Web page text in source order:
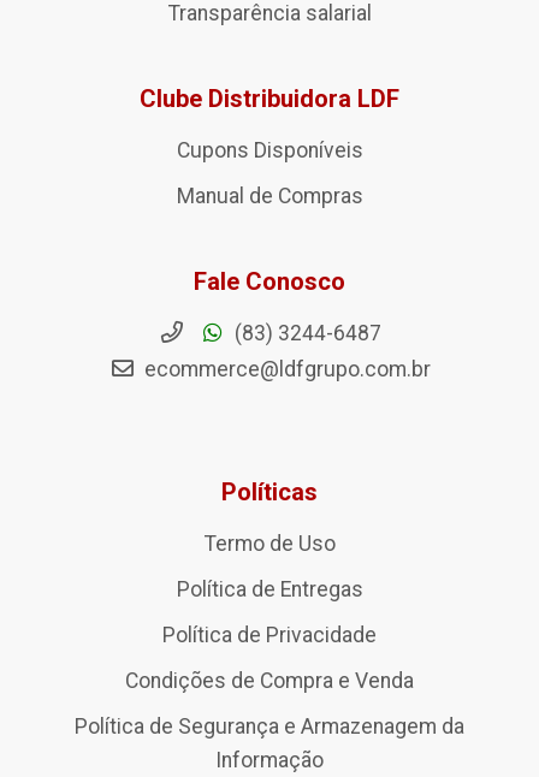
Transparência salarial
Clube Distribuidora LDF
Cupons Disponíveis
Manual de Compras
Fale Conosco
(83) 3244-6487
ecommerce@ldfgrupo.com.br
Políticas
Termo de Uso
Política de Entregas
Política de Privacidade
Condições de Compra e Venda
Política de Segurança e Armazenagem da
Informação